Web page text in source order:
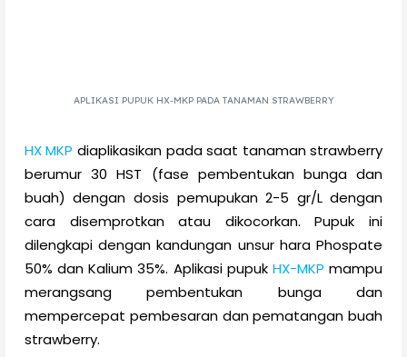
APLIKASI PUPUK HX-MKP PADA TANAMAN STRAWBERRY
HX MKP diaplikasikan pada saat tanaman strawberry
berumur 30 HST (fase pembentukan bunga dan
buah) dengan dosis pemupukan 2-5 gr/L dengan
cara disemprotkan atau dikocorkan. Pupuk ini
dilengkapi dengan kandungan unsur hara Phospate
50% dan Kalium 35%. Aplikasi pupuk HX-MKP mampu
merangsang pembentukan bunga dan
mempercepat pembesaran dan pematangan buah
strawberry.